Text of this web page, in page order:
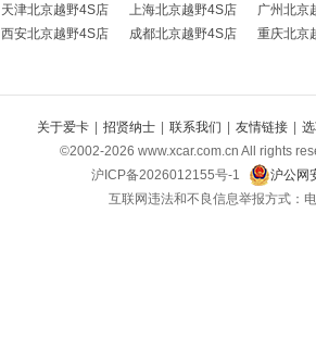
天津北京越野4S店 上海北京越野4S店
广州北京
西安北京越野4S店 成都北京越野4S店
重庆北京
关于爱卡 | 招贤纳士 | 联系我们 | 友情链接 |
©2002-2026 www.xcar.com.cn All rights
沪ICP备2026012155号-1
沪公网
互联网违法和不良信息举报方式：